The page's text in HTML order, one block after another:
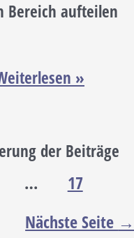
Bereich aufteilen
»
der Beiträge
…
17
Nächste Seite